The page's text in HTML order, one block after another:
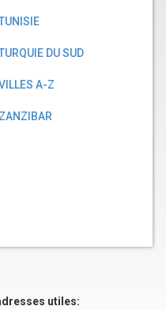
DU SUD
A-Z
ZANZIBAR
utiles: